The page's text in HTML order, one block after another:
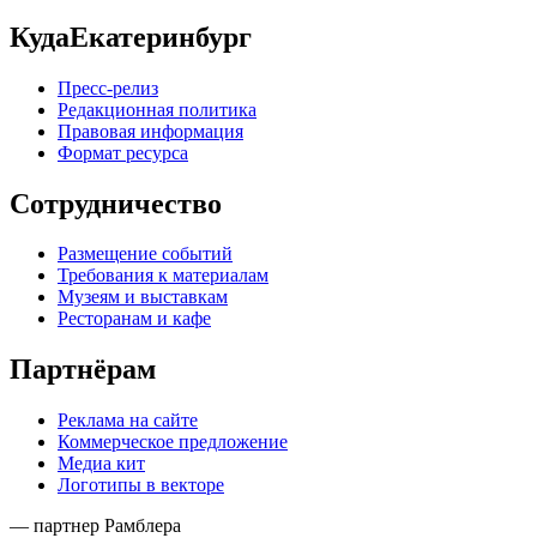
КудаЕкатеринбург
Пресс-релиз
Редакционная политика
Правовая информация
Формат ресурса
Сотрудничество
Размещение событий
Требования к материалам
Музеям и выставкам
Ресторанам и кафе
Партнёрам
Реклама на сайте
Коммерческое предложение
Медиа кит
Логотипы в векторе
— партнер Рамблера